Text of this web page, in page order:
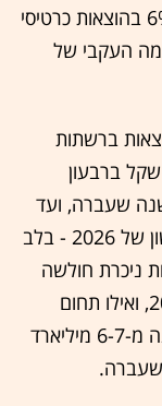
לבקשת גלובס, מעידים על עלייה של כ-6% בהוצאות כרטיסי
העקבי של
ברשתות
מ־13 מיליארד שקל ברבעון
שקל בשנה שעברה, ועד
לשיא של 19 מיליארד שקל ברבעון הראשון של 2026 - בלב
ניכרת חולשה
מתמשכת עם נתונים דומים לאלו של 2022, ואילו תחום
ההלבשה וההנעלה מסתפק בעלייה מתונה מ-6-7 מיליארד